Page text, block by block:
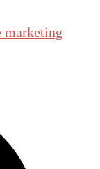
marketing